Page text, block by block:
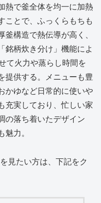
熱で釜全体を均一に加熱
ことで、ふっくらもちも
構造で熱伝導が高く、
銘柄炊き分け」機能によ
て火力や蒸らし時間を
提供する。メニューも豊
かゆなど日常的に使いや
充実しており、忙しい家
の落ち着いたデザイン
魅力。
見たい方は、下記をク